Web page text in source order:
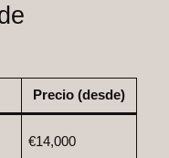
Precio (desde)
€14,000